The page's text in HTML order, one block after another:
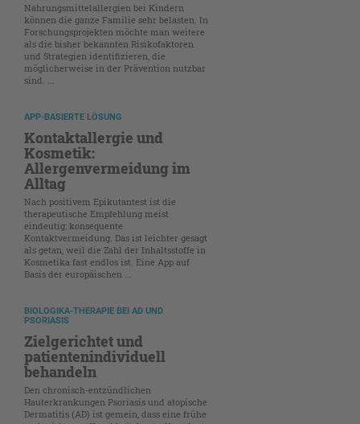
Nahrungsmittelallergien bei Kindern
können die ganze Familie sehr belasten. In
Forschungsprojekten möchte man weitere
als die bisher bekannten Risikofaktoren
und Strategien identifizieren, die
möglicherweise in der Prävention nutzbar
sind. ...
APP-BASIERTE LÖSUNG
Kontaktallergie und
Kosmetik:
Allergenvermeidung im
Alltag
Nach positivem Epikutantest ist die
therapeutische Empfehlung meist
eindeutig: konsequente
Kontaktvermeidung. Das ist leichter gesagt
als getan, weil die Zahl der Inhaltsstoffe in
Kosmetika fast endlos ist. Eine App auf
Basis der europäischen ...
BIOLOGIKA-THERAPIE BEI AD UND
PSORIASIS
Zielgerichtet und
patientenindividuell
behandeln
Den chronisch-entzündlichen
Hauterkrankungen Psoriasis und atopische
Dermatitis (AD) ist gemein, dass eine frühe